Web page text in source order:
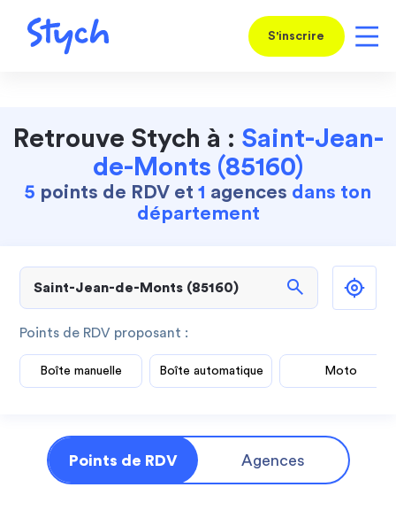
S'inscrire
Retrouve Stych à : Saint-Jean-
de-Monts (85160)
5 points de RDV et 1 agences dans ton
département
search
Points de RDV proposant :
Boîte manuelle Boîte automatique Moto
Points de RDV Agences